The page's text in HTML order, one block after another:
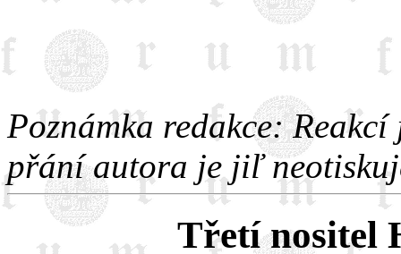
Poznámka redakce:
přání autora je jiľ
Třetí nositel